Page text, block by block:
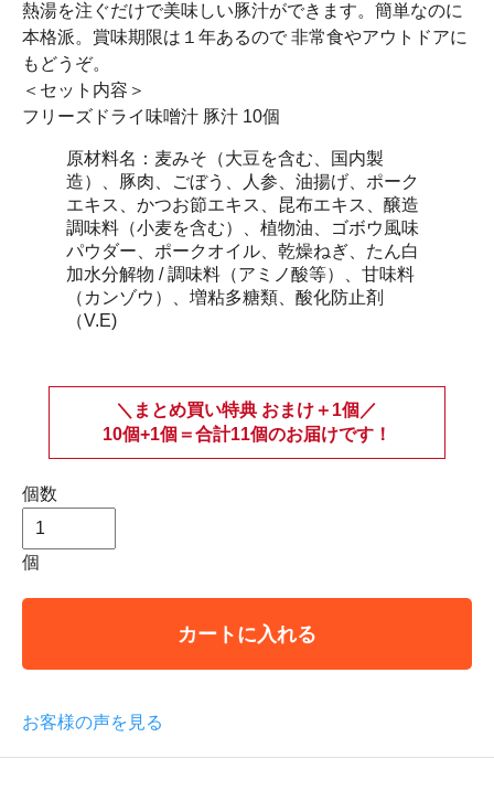
熱湯を注ぐだけで美味しい豚汁ができます。簡単なのに
本格派。賞味期限は１年あるので 非常食やアウトドアに
もどうぞ。
＜セット内容＞
フリーズドライ味噌汁 豚汁 10個
原材料名：麦みそ（大豆を含む、国内製
造）、豚肉、ごぼう、人参、油揚げ、ポーク
エキス、かつお節エキス、昆布エキス、醸造
調味料（小麦を含む）、植物油、ゴボウ風味
パウダー、ポークオイル、乾燥ねぎ、たん白
加水分解物 / 調味料（アミノ酸等）、甘味料
（カンゾウ）、増粘多糖類、酸化防止剤
（V.E)
＼まとめ買い特典 おまけ＋1個／
10個+1個＝合計11個のお届けです！
個数
個
カートに入れる
お客様の声を見る